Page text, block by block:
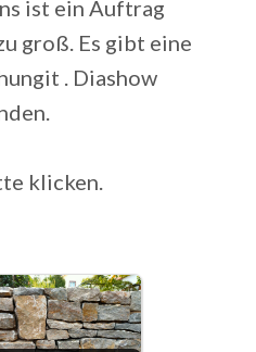
ist ein Auftrag
groß. Es gibt eine
. Diashow
klicken.